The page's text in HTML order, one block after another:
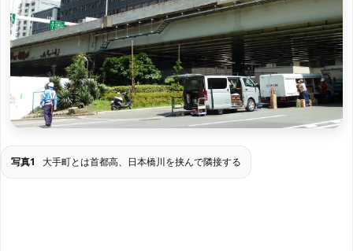
写真1 大手町とは首都高、日本橋川を挟んで隣接する